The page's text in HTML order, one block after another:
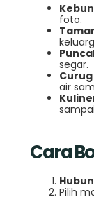
foto.
segar.
air
Cara
Pilih